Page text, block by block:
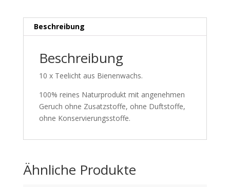
Beschreibung
Beschreibung
10 x Teelicht aus Bienenwachs.
100% reines Naturprodukt mit angenehmen
Geruch ohne Zusatzstoffe, ohne Duftstoffe,
ohne Konservierungsstoffe.
Ähnliche Produkte